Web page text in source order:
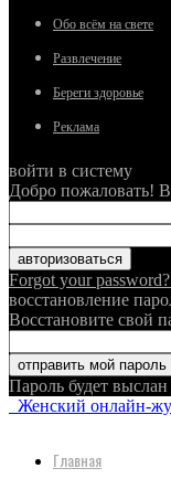
Обо всём на свете
Развлечение
Береги здоровье
Реклама
войти в систему
Добро пожаловать!
Forgot your
восстановление
Восстановите свой
Пароль будет
Женский онлайн-
Главная